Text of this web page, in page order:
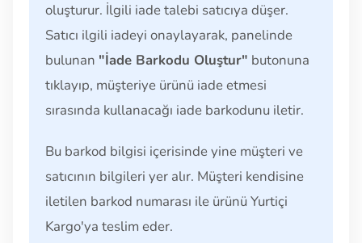
oluşturur. İlgili iade talebi satıcıya düşer.
Satıcı ilgili iadeyi onaylayarak, panelinde
bulunan "İade Barkodu Oluştur" butonuna
tıklayıp, müşteriye ürünü iade etmesi
sırasında kullanacağı iade barkodunu iletir.
Bu barkod bilgisi içerisinde yine müşteri ve
satıcının bilgileri yer alır. Müşteri kendisine
iletilen barkod numarası ile ürünü Yurtiçi
Kargo'ya teslim eder.